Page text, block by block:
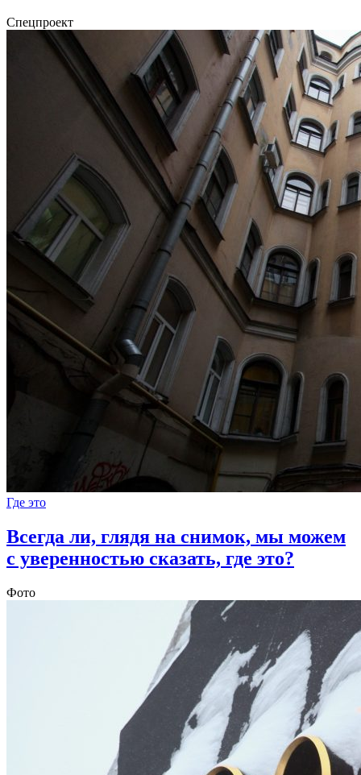
Спецпроект
Где это
Всегда ли, глядя на снимок, мы можем
с уверенностью сказать, где это?
Фото